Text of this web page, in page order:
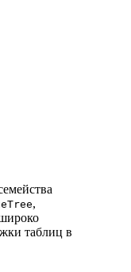
,
таблиц в